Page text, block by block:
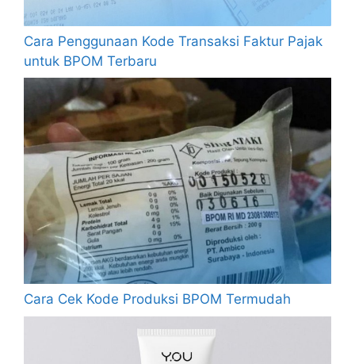
Cara Penggunaan Kode Transaksi Faktur Pajak
untuk BPOM Terbaru
Cara Cek Kode Produksi BPOM Termudah